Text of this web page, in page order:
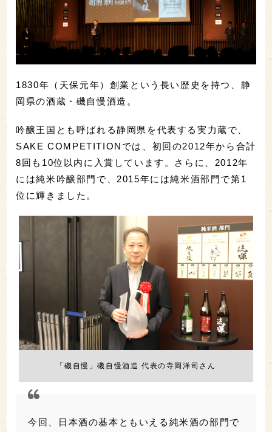
1830年（天保元年）創業という長い歴史を持つ、静
岡県の酒蔵・磯自慢酒造。
吟醸王国とも呼ばれる静岡県を代表する実力蔵で、
SAKE COMPETITIONでは、初回の2012年から合計
8回も10位以内に入賞しています。さらに、2012年
には純米吟醸部門で、2015年には純米酒部門で第1
位に輝きました。
「磯自慢」磯自慢酒造 代表の寺岡洋司さん
今回、日本酒の基本ともいえる純米酒の部門で